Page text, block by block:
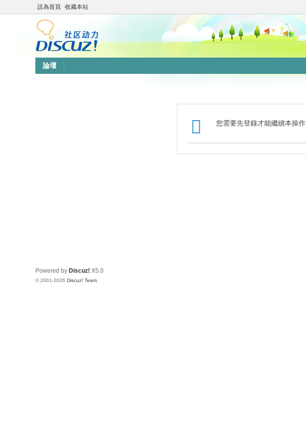
設為首頁 收藏本站
論壇
您需要先登錄才能繼續本操作
Powered by Discuz! X5.0
© 2001-2026 Discuz! Team